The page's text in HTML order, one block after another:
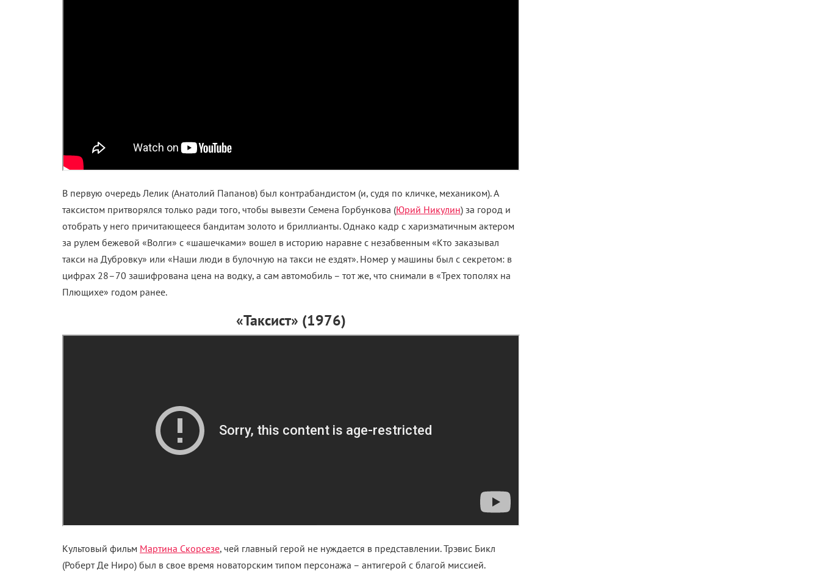
В первую очередь Лелик (Анатолий Папанов) был контрабандистом (и, судя по кличке, механиком). А
таксистом притворялся только ради того, чтобы вывезти Семена Горбункова (Юрий Никулин) за город и
отобрать у него причитающееся бандитам золото и бриллианты. Однако кадр с харизматичным актером
за рулем бежевой «Волги» с «шашечками» вошел в историю наравне с незабвенным «Кто заказывал
такси на Дубровку» или «Наши люди в булочную на такси не ездят». Номер у машины был с секретом: в
цифрах 28–70 зашифрована цена на водку, а сам автомобиль – тот же, что снимали в «Трех тополях на
Плющихе» годом ранее.
«Таксист» (1976)
Культовый фильм Мартина Скорсезе, чей главный герой не нуждается в представлении. Трэвис Бикл
(Роберт Де Ниро) был в свое время новаторским типом персонажа – антигерой с благой миссией.